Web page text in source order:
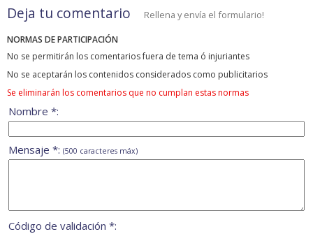
Deja tu comentario Rellena y envía el formulario!
NORMAS DE PARTICIPACIÓN
No se permitirán los comentarios fuera de tema ó injuriantes
No se aceptarán los contenidos considerados como publicitarios
Se eliminarán los comentarios que no cumplan estas normas
Nombre *:
Mensaje *: (500 caracteres máx)
Código de validación *: